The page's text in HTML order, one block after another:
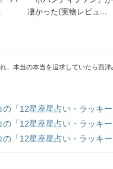
、本当の本当を追求していたら西
の「12星座星占い・ラッキ
の「12星座星占い・ラッキ
の「12星座星占い・ラッキ